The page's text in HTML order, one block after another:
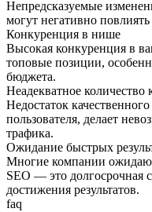
Непредсказуемые
могут негативно
Конкуренция в нише
Высокая конкуренция в
топовые позиции,
бюджета.
Неадекватное количество
Недостаток
пользователя, делает
трафика.
Ожидание быстрых
Многие компании
SEO — это долгосрочная
достижения результатов.
faq